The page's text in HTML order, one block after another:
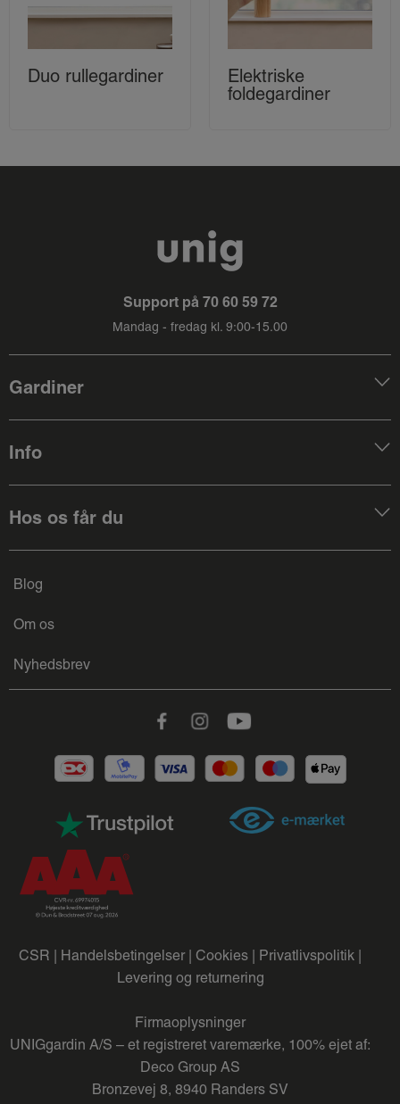
Duo rullegardiner
Elektriske
foldegardiner
Support på 70 60 59 72
Mandag - fredag kl. 9:00-15.00
Gardiner
Info
Hos os får du
Blog
Om os
Nyhedsbrev
FacebookInstagramYoutube
CSR | Handelsbetingelser | Cookies | Privatlivspolitik |
Levering og returnering
Firmaoplysninger
UNIGgardin A/S – et registreret varemærke, 100% ejet af:
Deco Group AS
Bronzevej 8, 8940 Randers SV